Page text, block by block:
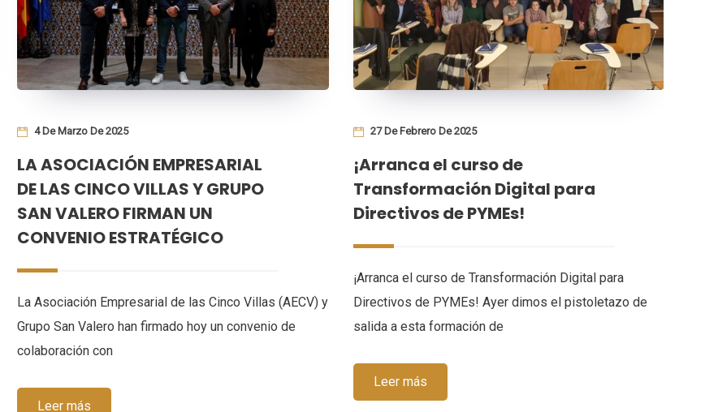
4 De Marzo De 2025
LA ASOCIACIÓN EMPRESARIAL
DE LAS CINCO VILLAS Y GRUPO
SAN VALERO FIRMAN UN
CONVENIO ESTRATÉGICO
La Asociación Empresarial de las Cinco Villas (AECV) y
Grupo San Valero han firmado hoy un convenio de
colaboración con
Leer más
27 De Febrero De 2025
¡Arranca el curso de
Transformación Digital para
Directivos de PYMEs!
¡Arranca el curso de Transformación Digital para
Directivos de PYMEs! Ayer dimos el pistoletazo de
salida a esta formación de
Leer más